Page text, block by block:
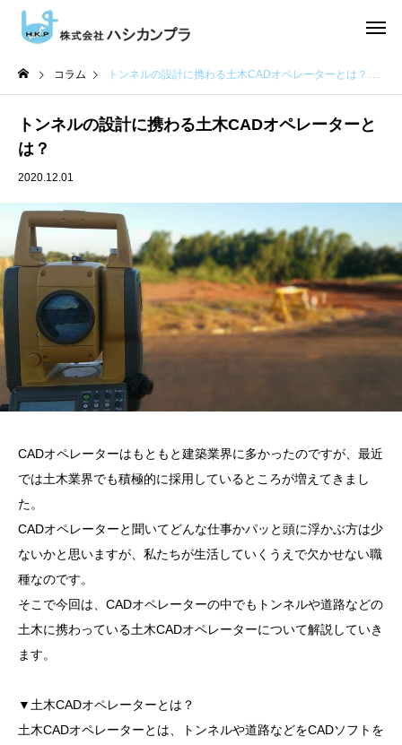
コラム トンネルの設計に携わる土木CADオペレーターとは？
トンネルの設計に携わる土木CADオペレーターと
は？
2020.12.01
CADオペレーターはもともと建築業界に多かったのですが、最近
では土木業界でも積極的に採用しているところが増えてきまし
た。
CADオペレーターと聞いてどんな仕事かパッと頭に浮かぶ方は少
ないかと思いますが、私たちが生活していくうえで欠かせない職
種なのです。
そこで今回は、CADオペレーターの中でもトンネルや道路などの
土木に携わっている土木CADオペレーターについて解説していき
ます。
▼土木CADオペレーターとは？
土木CADオペレーターとは、トンネルや道路などをCADソフトを